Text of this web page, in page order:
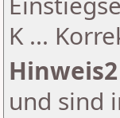
K ...
Hinweis2
und sind